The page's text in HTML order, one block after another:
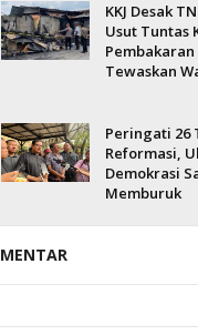
KKJ Desak
Usut Tuntas
Pembakaran
Tewaskan
Peringati 26
Reformasi,
Demokrasi
Memburuk